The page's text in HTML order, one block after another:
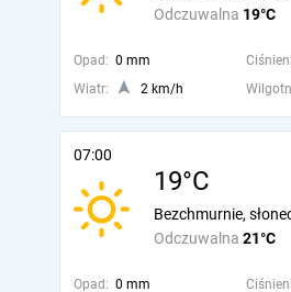
Odczuwalna 19°C
Opad: 0 mm
Wiatr:
2 km/h
07:00
19°C
Odczuwalna 21°C
Bezchmurnie,
Opad: 0 mm